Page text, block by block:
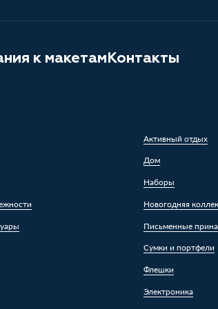
к макетамКонтакты
Активный отдых
Дом
Наборы
Новогодняя
Письменные
Сумки и портфели
Флешки
Электроника